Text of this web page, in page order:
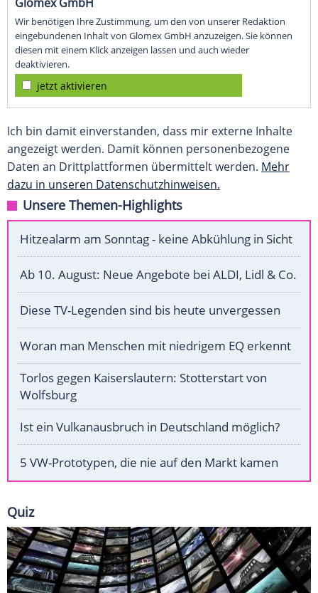
Wir benötigen Ihre Zustimmung, um den von unserer Redaktion
eingebundenen Inhalt von Glomex GmbH anzuzeigen. Sie können
diesen mit einem Klick anzeigen lassen und auch wieder
deaktivieren.
jetzt aktivieren
Ich bin damit einverstanden, dass mir externe Inhalte
angezeigt werden. Damit können personenbezogene
Daten an Drittplattformen übermittelt werden. Mehr
dazu in unseren Datenschutzhinweisen.
Unsere Themen-Highlights
Hitzealarm am Sonntag - keine Abkühlung in Sicht
Ab 10. August: Neue Angebote bei ALDI, Lidl & Co.
Diese TV-Legenden sind bis heute unvergessen
Woran man Menschen mit niedrigem EQ erkennt
Torlos gegen Kaiserslautern: Stotterstart von
Wolfsburg
Ist ein Vulkanausbruch in Deutschland möglich?
5 VW-Prototypen, die nie auf den Markt kamen
Quiz